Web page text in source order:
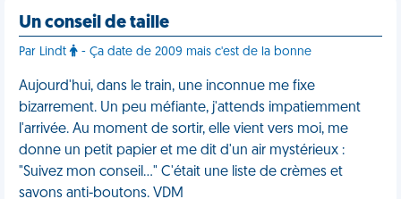
Un conseil de taille
Par Lindt - Ça date de 2009 mais c'est de la bonne
Aujourd'hui, dans le train, une inconnue me fixe
bizarrement. Un peu méfiante, j'attends impatiemment
l'arrivée. Au moment de sortir, elle vient vers moi, me
donne un petit papier et me dit d'un air mystérieux :
"Suivez mon conseil..." C'était une liste de crèmes et
savons anti-boutons. VDM